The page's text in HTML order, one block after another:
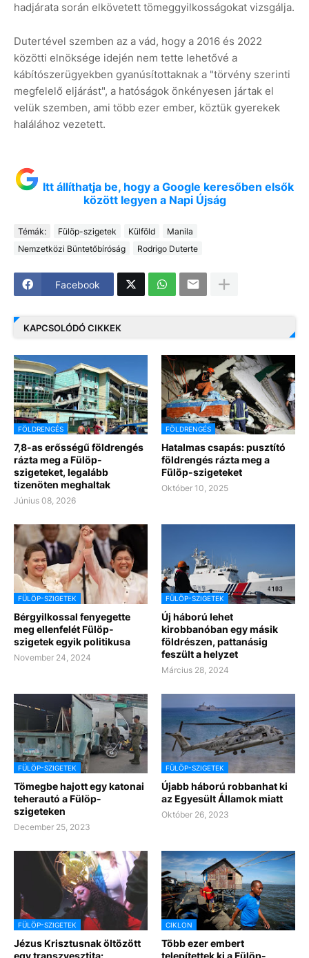
hadjárata során elkövetett tömeggyilkosságokat vizsgálja.
Dutertével szemben az a vád, hogy a 2016 és 2022
közötti elnöksége idején nem tette lehetővé a
kábítószerügyekben gyanúsítottaknak a "törvény szerinti
megfelelő eljárást", a hatóságok önkényesen jártak el
velük szemben, ami több ezer ember, köztük gyerekek
halálához vezetett.
Itt állíthatja be, hogy a Google keresőben elsők
között legyen a Napi Újság
Témák: Fülöp-szigetek Külföld
Manila
Nemzetközi Büntetőbíróság
Rodrigo Duterte
Facebook
KAPCSOLÓDÓ CIKKEK
FÖLDRENGÉS
7,8-as erősségű földrengés
rázta meg a Fülöp-
szigeteket, legalább
tizenöten meghaltak
Június 08, 2026
FÖLDRENGÉS
Hatalmas csapás: pusztító
földrengés rázta meg a
Fülöp-szigeteket
Október 10, 2025
FÜLÖP-SZIGETEK
Bérgyilkossal fenyegette
meg ellenfelét Fülöp-
szigetek egyik politikusa
November 24, 2024
FÜLÖP-SZIGETEK
Új háború lehet
kirobbanóban egy másik
földrészen, pattanásig
feszült a helyzet
Március 28, 2024
FÜLÖP-SZIGETEK
Tömegbe hajott egy katonai
teherautó a Fülöp-
szigeteken
December 25, 2023
FÜLÖP-SZIGETEK
Újabb háború robbanhat ki
az Egyesült Államok miatt
Október 26, 2023
FÜLÖP-SZIGETEK
Jézus Krisztusnak öltözött
CIKLON
Több ezer embert